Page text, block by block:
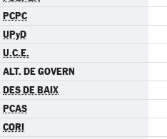
PCPC
UPyD
U.C.E.
ALT. DE GOVERN
DES DE BAIX
PCAS
CORI